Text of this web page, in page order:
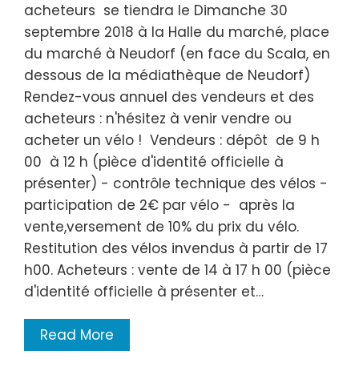
acheteurs se tiendra le Dimanche 30
septembre 2018 à la Halle du marché, place
du marché à Neudorf (en face du Scala, en
dessous de la médiathèque de Neudorf)
Rendez-vous annuel des vendeurs et des
acheteurs : n'hésitez à venir vendre ou
acheter un vélo ! Vendeurs : dépôt de 9 h
00 à 12 h (pièce d'identité officielle à
présenter) - contrôle technique des vélos -
participation de 2€ par vélo - après la
vente,versement de 10% du prix du vélo.
Restitution des vélos invendus à partir de 17
h00. Acheteurs : vente de 14 à 17 h 00 (pièce
d'identité officielle à présenter et…
Read More